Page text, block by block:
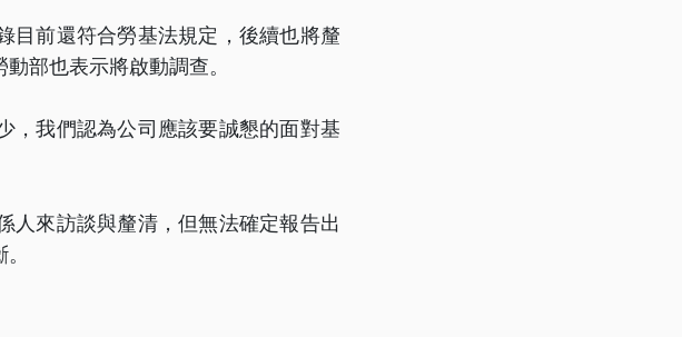
目前還符合勞基法規定，後續也將釐
部也表示將啟動調查。
，我們認為公司應該要誠懇的面對基
人來訪談與釐清，但無法確定報告出